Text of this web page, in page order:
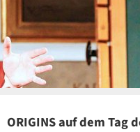
ORIGINS auf dem Tag